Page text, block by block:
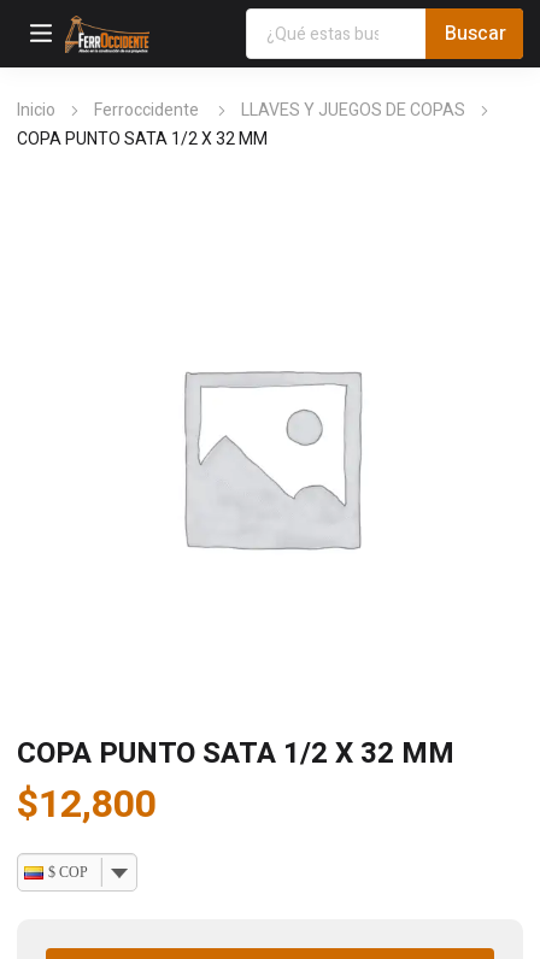
Inicio Ferroccidente
LLAVES Y JUEGOS DE COPAS
COPA PUNTO SATA 1/2 X 32 MM
COPA PUNTO SATA 1/2 X 32 MM
$12,800
$ COP